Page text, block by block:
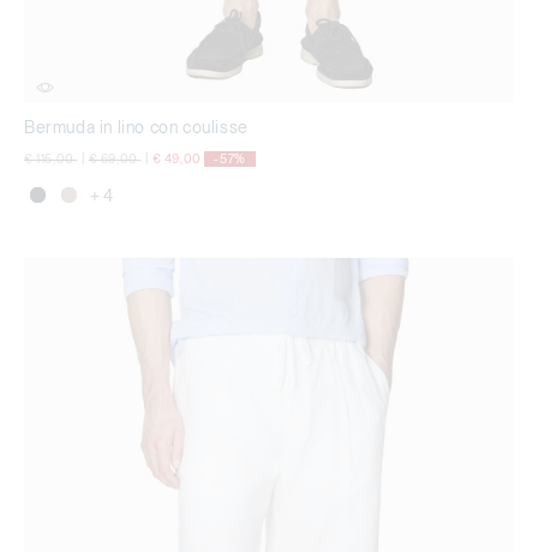
Bermuda in lino con coulisse
Price reduced from
€ 115,00to Price reduced from
€ 69,00to € 49,00 -57%
+ 4